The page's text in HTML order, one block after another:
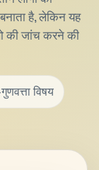
है, लेकिन यह
की जांच करने की
विषय